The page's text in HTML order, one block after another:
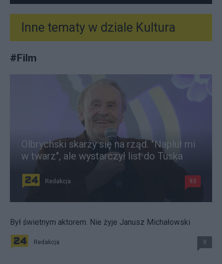
Inne tematy w dziale Kultura
#Film
Olbrychski skarży się na rząd. "Napluł mi
w twarz", ale wystarczył list do Tuska
Redakcja 93
Był świetnym aktorem. Nie żyje Janusz Michałowski
Redakcja 8